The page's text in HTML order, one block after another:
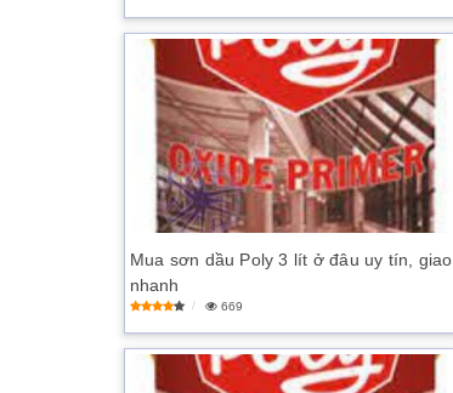
Mua sơn dầu Poly 3 lít ở đâu uy tín, giao
nhanh
669